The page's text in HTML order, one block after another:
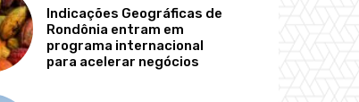
Indicações Geográficas de
Rondônia entram em
programa internacional
para acelerar negócios